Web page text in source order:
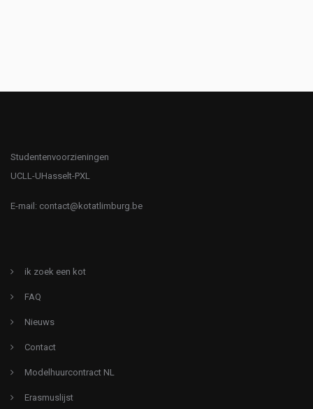
Studentenvoorzieningen
UCLL-UHasselt-PXL
E-mail: contact@kotatlimburg.be
ik zoek een kot
FAQ
Nieuws
Contact
Modelhuurcontract NL
Erasmuslijst